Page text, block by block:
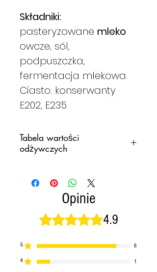
Składniki:
pasteryzowane mleko
owcze, sól,
podpuszczka,
fermentacja mlekowa.
Ciasto: konserwanty
E202, E235.
Tabela wartości
odżywczych
ŚREDNIE DLA
KJ
kcal
TŁUSZCZE
Opinie
Oceniono na 4,9 z 5 gwiazdek.
4.9
5 6
4 1